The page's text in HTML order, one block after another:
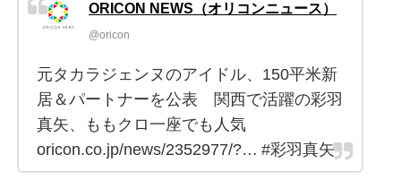
ORICON NEWS（オリコンニュース）
@oricon
元タカラジェンヌのアイドル、150平米新
居＆パートナーを公表 関西で活躍の彩羽
真矢、ももクロ一座でも人気
oricon.co.jp/news/2352977/?… #彩羽真矢